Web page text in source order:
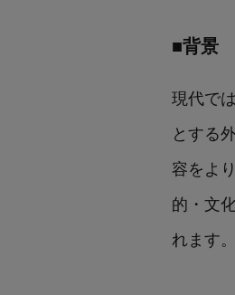
■背景
現代で
とする
容をよ
的・文
れます。